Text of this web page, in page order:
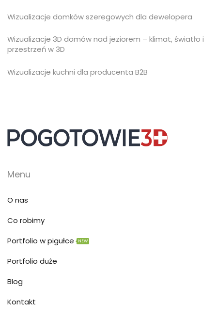
Wizualizacje domków szeregowych dla dewelopera
Wizualizacje 3D domów nad jeziorem – klimat, światło i
przestrzeń w 3D
Wizualizacje kuchni dla producenta B2B
Menu
O nas
Co robimy
Portfolio w pigułce
NEW
Portfolio duże
Blog
Kontakt